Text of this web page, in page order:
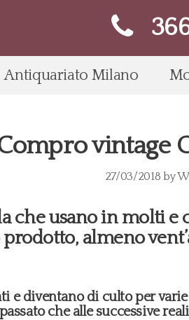
Antiquariato Milano
vintage
27/03/2018 by
che usano in molti
prodotto, almeno
e diventano di culto per
che alle successive